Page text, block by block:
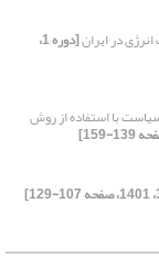
در ایران [دوره 1،
با استفاده از روش